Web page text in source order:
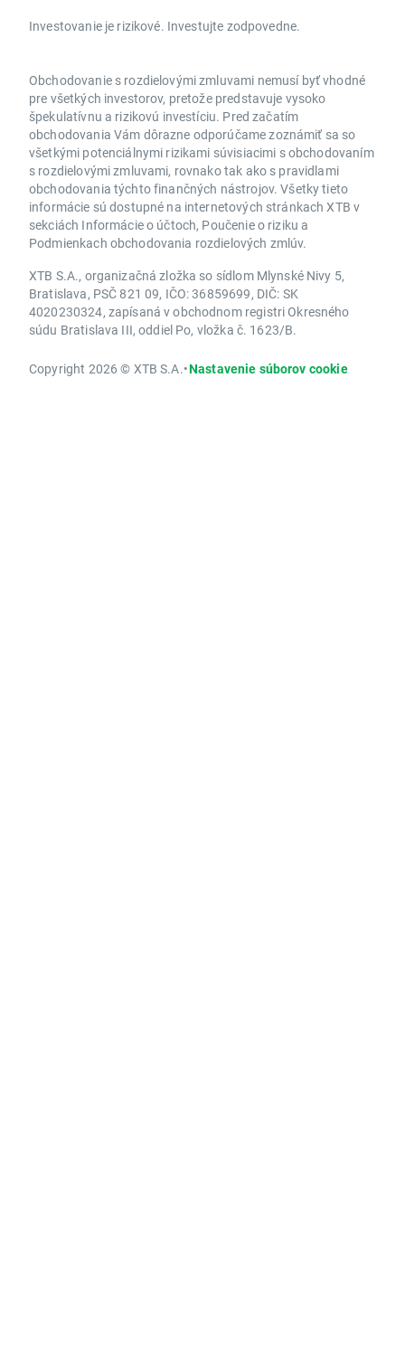
Investovanie je rizikové. Investujte zodpovedne.
Obchodovanie s rozdielovými zmluvami nemusí byť vhodné
pre všetkých investorov, pretože predstavuje vysoko
špekulatívnu a rizikovú investíciu. Pred začatím
obchodovania Vám dôrazne odporúčame zoznámiť sa so
všetkými potenciálnymi rizikami súvisiacimi s obchodovaním
s rozdielovými zmluvami, rovnako tak ako s pravidlami
obchodovania týchto finančných nástrojov. Všetky tieto
informácie sú dostupné na internetových stránkach XTB v
sekciách Informácie o účtoch, Poučenie o riziku a
Podmienkach obchodovania rozdielových zmlúv.
XTB S.A., organizačná zložka so sídlom Mlynské Nivy 5,
Bratislava, PSČ 821 09, IČO: 36859699, DIČ: SK
4020230324, zapísaná v obchodnom registri Okresného
súdu Bratislava III, oddiel Po, vložka č. 1623/B.
Copyright 2026 © XTB S.A.•Nastavenie súborov cookie